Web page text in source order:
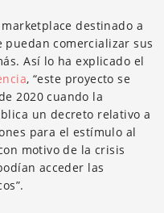
destinado a
puedan comercializar sus
Así lo ha explicado el
, “este proyecto se
2020 cuando la
un decreto relativo a
para el estímulo al
motivo de la crisis
acceder las